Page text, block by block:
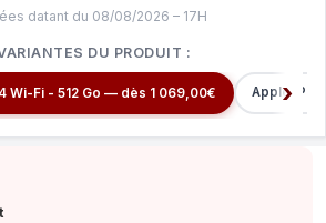
datant du 08/08/2026 – 17H
DU PRODUIT :
Wi-Fi - 512 Go — dès 1 069,00€ Apple